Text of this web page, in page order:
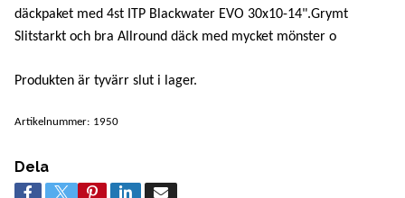
däckpaket med 4st ITP Blackwater EVO 30x10-14".Grymt
Slitstarkt och bra Allround däck med mycket mönster o
Produkten är tyvärr slut i lager.
Artikelnummer: 1950
Dela